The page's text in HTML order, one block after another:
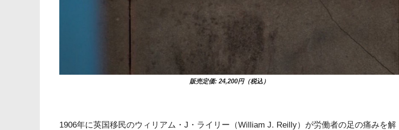
販売定価: 24,200円（税込）
1906年に英国移民のウィリアム・J・ライリー（William J. Reilly）が労働者の足の痛みを解